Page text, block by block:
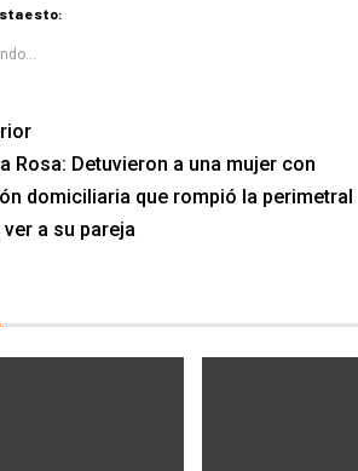
esto:
Rosa: Detuvieron a una mujer con
domiciliaria que rompió la perimetral
ver a su pareja